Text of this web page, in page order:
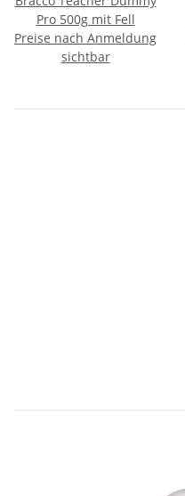
Pro 500g mit Fell
Preise nach Anmeldung
sichtbar